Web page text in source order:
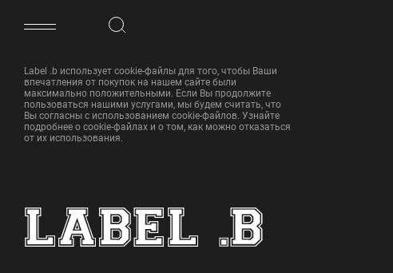
ФУТЕР САЙТА
Label .b использует cookie-файлы для того, чтобы Ваши
впечатления от покупок на нашем сайте были
максимально положительными. Если Вы продолжите
пользоваться нашими услугами, мы будем считать, что
Вы согласны с использованием cookie-файлов. Узнайте
подробнее о cookie-файлах и о том, как можно отказаться
от их использования.